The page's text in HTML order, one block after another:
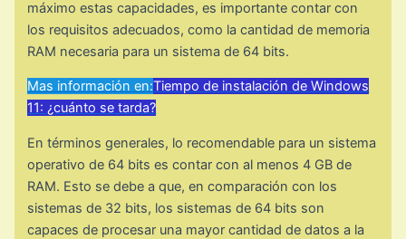
máximo estas capacidades, es importante contar con
los requisitos adecuados, como la cantidad de memoria
RAM necesaria para un sistema de 64 bits.
Mas información en:Tiempo de instalación de Windows
11: ¿cuánto se tarda?
En términos generales, lo recomendable para un sistema
operativo de 64 bits es contar con al menos 4 GB de
RAM. Esto se debe a que, en comparación con los
sistemas de 32 bits, los sistemas de 64 bits son
capaces de procesar una mayor cantidad de datos a la